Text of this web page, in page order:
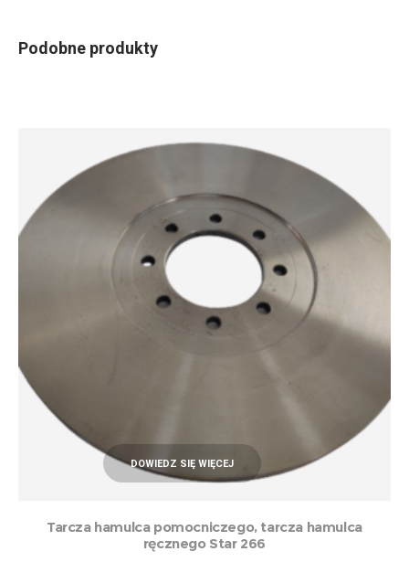
Podobne produkty
DOWIEDZ SIĘ WIĘCEJ
Tarcza hamulca pomocniczego, tarcza hamulca
ręcznego Star 266